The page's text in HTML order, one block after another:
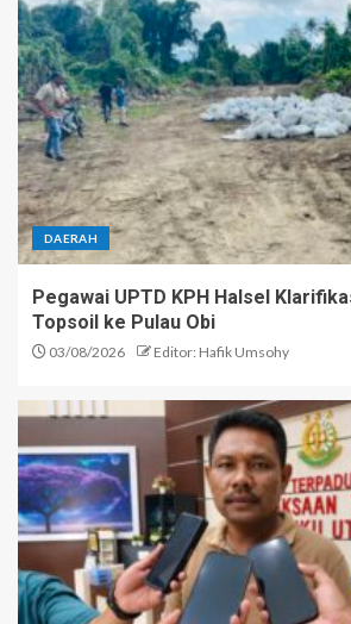
DAERAH
Pegawai UPTD KPH Halsel
Topsoil ke Pulau Obi
03/08/2026 Editor: Hafik Umsohy